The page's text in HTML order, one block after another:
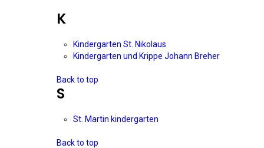
K
Kindergarten St. Nikolaus
Kindergarten und Krippe Johann Breher
Back to top
S
St. Martin kindergarten
Back to top